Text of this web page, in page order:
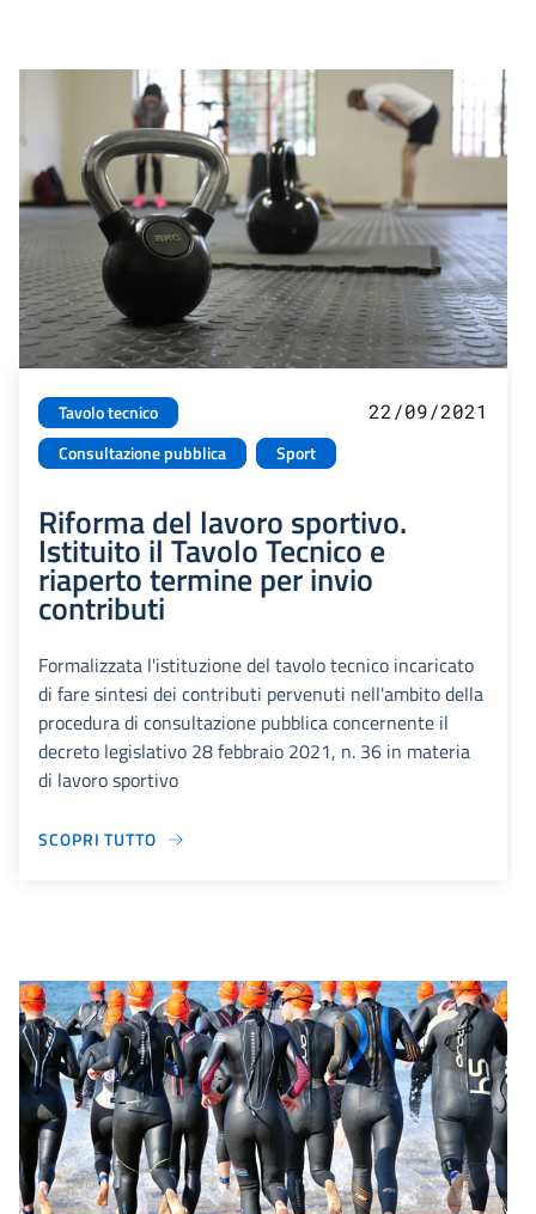
Tavolo tecnico
Consultazione pubblica
Sport
22/09/2021
Riforma del lavoro sportivo.
Istituito il Tavolo Tecnico e
riaperto termine per invio
contributi
Formalizzata l'istituzione del tavolo tecnico incaricato
di fare sintesi dei contributi pervenuti nell'ambito della
procedura di consultazione pubblica concernente il
decreto legislativo 28 febbraio 2021, n. 36 in materia
di lavoro sportivo
SCOPRI TUTTO